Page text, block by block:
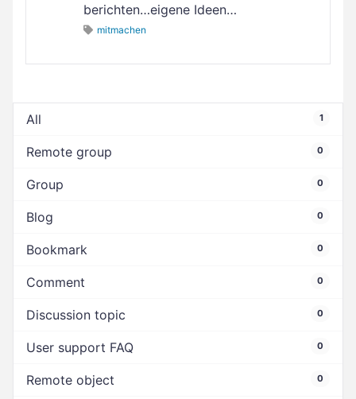
berichten…eigene Ideen…
mitmachen
All 1
Remote group 0
Group 0
Blog 0
Bookmark 0
Comment 0
Discussion topic 0
User support FAQ 0
Remote object 0